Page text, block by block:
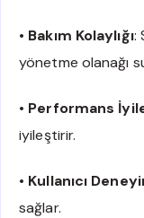
• Bakım Kolaylığı:
yönetme olanağı
• Performans
iyileştirir.
• Kullanıcı
sağlar.